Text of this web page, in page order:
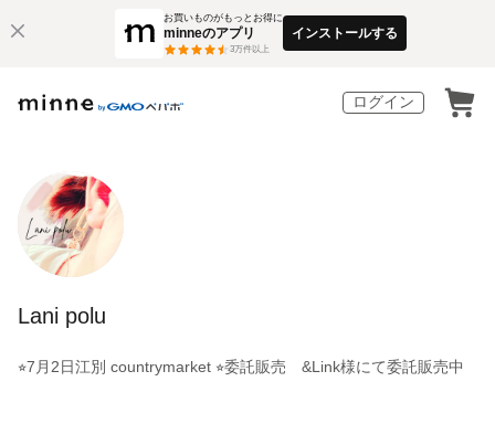
お買いものがもっとお得に
minneのアプリ
3万件以上
インストールする
ログイン
Lani polu
⭐︎7月2日江別 countrymarket ⭐︎委託販売 &Link様にて委託販売中